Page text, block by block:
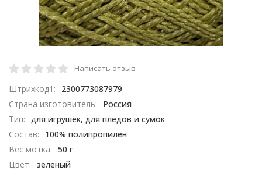
Написать отзыв
Штрихкод1:
2300773087979
Страна изготовитель:
Россия
Тип: для игрушек, для пледов и сумок
Состав:
100% полипропилен
Вес мотка: 50 г
Цвет: зеленый